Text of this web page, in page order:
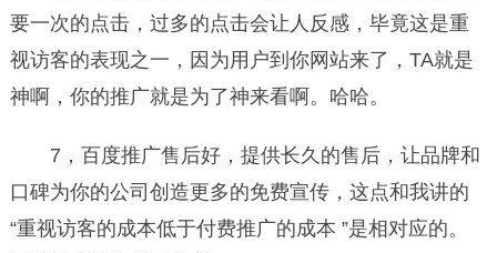
要一次的点击，过多的点击会让人反感，毕竟这是重
视访客的表现之一，因为用户到你网站来了，TA就是
神啊，你的推广就是为了神来看啊。哈哈。
7，百度推广售后好，提供长久的售后，让品牌和
口碑为你的公司创造更多的免费宣传，这点和我讲的
“重视访客的成本低于付费推广的成本 ”是相对应的。